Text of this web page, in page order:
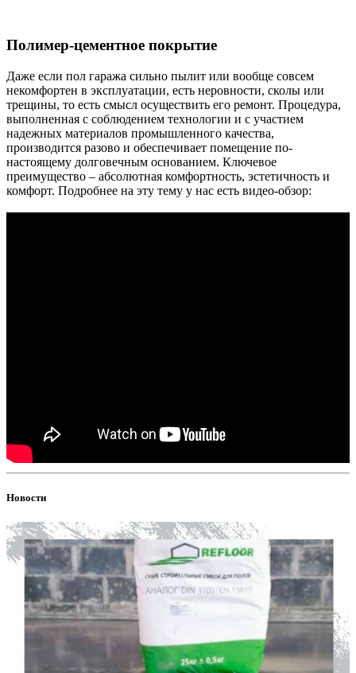
Полимер-цементное покрытие
Даже если пол гаража сильно пылит или вообще совсем
некомфортен в эксплуатации, есть неровности, сколы или
трещины, то есть смысл осуществить его ремонт. Процедура,
выполненная с соблюдением технологии и с участием
надежных материалов промышленного качества,
производится разово и обеспечивает помещение по-
настоящему долговечным основанием. Ключевое
преимущество – абсолютная комфортность, эстетичность и
комфорт. Подробнее на эту тему у нас есть видео-обзор:
Новости